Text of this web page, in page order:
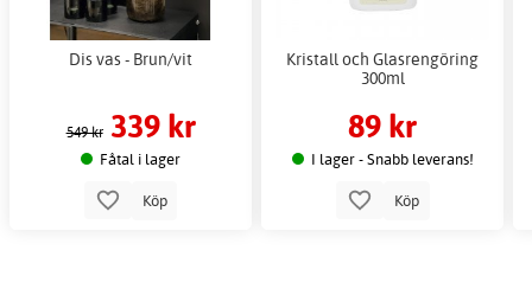
Dis vas - Brun/vit
549 kr 339 kr
Fåtal i lager
Köp
Kristall och Glasrengöring
300ml
89 kr
I lager - Snabb leverans!
Köp